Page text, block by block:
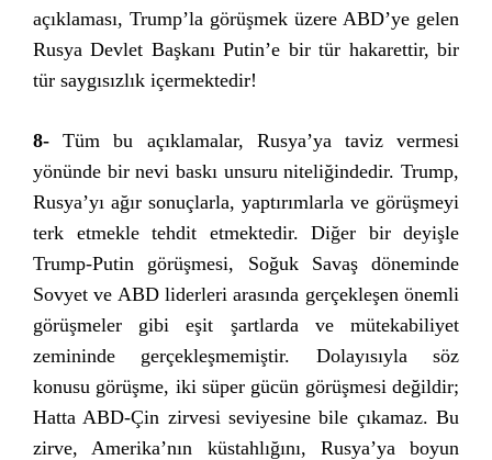
açıklaması, Trump’la görüşmek üzere ABD’ye gelen
Rusya Devlet Başkanı Putin’e bir tür hakarettir, bir
tür saygısızlık içermektedir!
8- Tüm bu açıklamalar, Rusya’ya taviz vermesi
yönünde bir nevi baskı unsuru niteliğindedir. Trump,
Rusya’yı ağır sonuçlarla, yaptırımlarla ve görüşmeyi
terk etmekle tehdit etmektedir. Diğer bir deyişle
Trump-Putin görüşmesi, Soğuk Savaş döneminde
Sovyet ve ABD liderleri arasında gerçekleşen önemli
görüşmeler gibi eşit şartlarda ve mütekabiliyet
zemininde gerçekleşmemiştir. Dolayısıyla söz
konusu görüşme, iki süper gücün görüşmesi değildir;
Hatta ABD-Çin zirvesi seviyesine bile çıkamaz. Bu
zirve, Amerika’nın küstahlığını, Rusya’ya boyun